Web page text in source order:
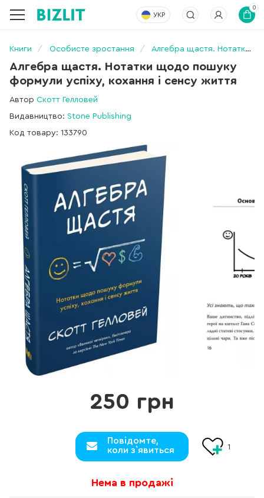
УКР
0
Книги Особисте зростання Алгебра щастя. Нотатки щодо пошуку формули успіху, кохання і сенсу життя
Алгебра щастя. Нотатки щодо пошуку
формули успіху, кохання і сенсу життя
Автор Скотт Гелловей
Видавництво: Stone Publishing
Код товару: 133790
250 грн
Повідомте,
коли з`явиться
1
Нема в продажі